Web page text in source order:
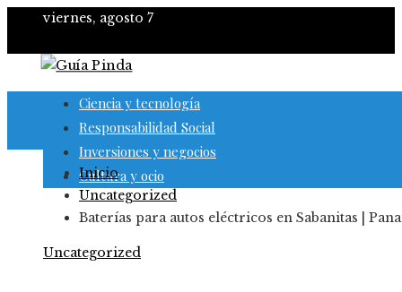
viernes, agosto 7
Ciencia y tecnología
Responsabilidad Social
Inversiones y negocios
Cultura y ocio
Inicio
Uncategorized
Baterías para autos eléctricos en Sabanitas |
Uncategorized